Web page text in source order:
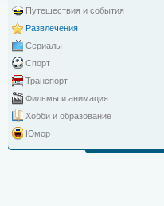
Путешествия и события
Развлечения
Сериалы
Спорт
Транспорт
Фильмы и анимация
Хобби и образование
Юмор